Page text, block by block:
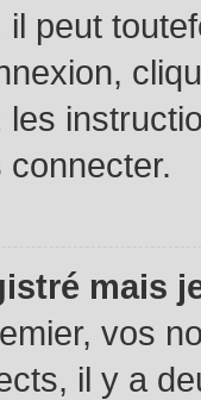
peut
les
mais
vos
il y a